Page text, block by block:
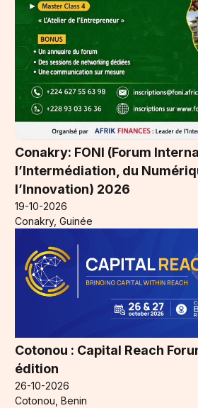
Conakry: FONI (Forum
l’Intermédiation, du
l’Innovation) 2026
19-10-2026
Conakry, Guinée
Cotonou : Capital Reach
édition
26-10-2026
Cotonou, Benin